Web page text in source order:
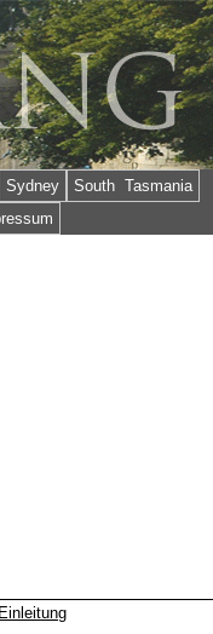
Sydney
South Tasmania